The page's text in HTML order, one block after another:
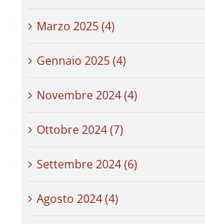
Marzo 2025 (4)
Gennaio 2025 (4)
Novembre 2024 (4)
Ottobre 2024 (7)
Settembre 2024 (6)
Agosto 2024 (4)